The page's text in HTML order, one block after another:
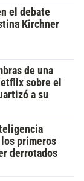
el debate
Kirchner
de una
sobre el
a su
primeros
derrotados